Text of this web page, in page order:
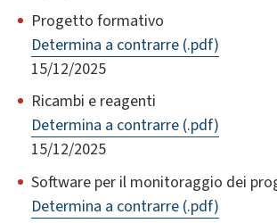
Progetto formativo
Determina a contrarre (.pdf)
15/12/2025
Ricambi e reagenti
Determina a contrarre (.pdf)
15/12/2025
Software per il monitoraggio dei
Determina a contrarre (.pdf)